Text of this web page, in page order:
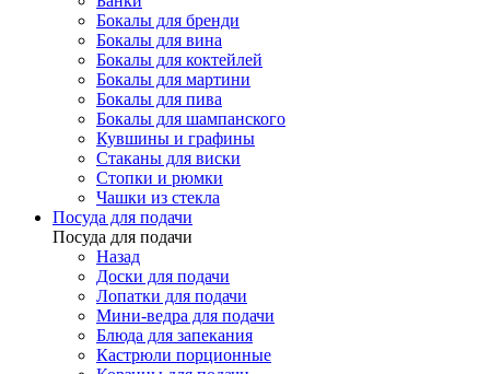
Бокалы для бренди
Бокалы для вина
Бокалы для коктейлей
Бокалы для мартини
Бокалы для пива
Бокалы для шампанского
Кувшины и графины
Стаканы для виски
Стопки и рюмки
Чашки из стекла
Посуда для подачи
Посуда для подачи
Назад
Доски для подачи
Лопатки для подачи
Мини-ведра для подачи
Блюда для запекания
Кастрюли порционные